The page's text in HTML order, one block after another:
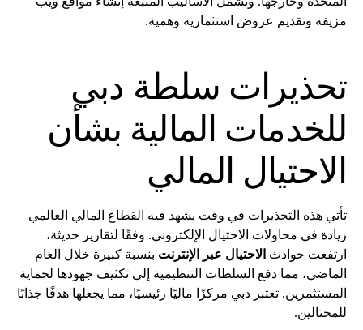
مزيفة وتقديم عروض استثمارية وهمية.
تحذيرات سلطة دبي
للخدمات المالية بشأن
الاحتيال المالي
تأتي هذه التحذيرات في وقت يشهد فيه القطاع المالي العالمي
زيادة في محاولات الاحتيال الإلكتروني. وفقًا لتقارير حديثة،
ارتفعت حوادث الاحتيال عبر الإنترنت بنسبة كبيرة خلال العام
الماضي، مما دفع السلطات التنظيمية إلى تكثيف جهودها لحماية
المستثمرين. تعتبر دبي مركزًا ماليًا رئيسيًا، مما يجعلها هدفًا جذابًا
للمحتالين.